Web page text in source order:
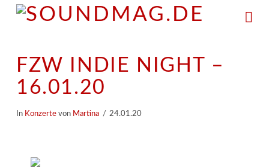
FZW INDIE NIGHT –
16.01.20
In Konzertevon Martina 24.01.20